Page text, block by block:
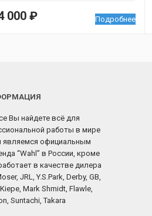
000 ₽ Подробнее
Вы найдете всё для
работы в мире
официальным
“Wahl” в России, кроме
в качестве дилера
JRL, Y.S.Park, Derby, GB,
Mark Shmidt, Flawle,
Suntachi, Takara